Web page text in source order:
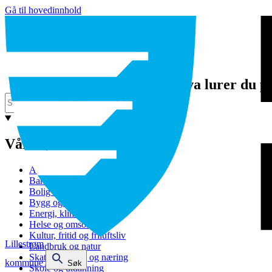
Gå til hovedinnhold
Lillestrøm
kommune
Søk
Hva lurer du
Våre tjenester
Avfall og gjenvinning
Barnehage
Bolig og sosiale tjenester
Bygg og eiendom
Energi, klima og miljø
Helse og omsorg
Kultur, fritid og friluftsliv
Landbruk og natur
Skatt, bevilling og næring
Skole og utdanning